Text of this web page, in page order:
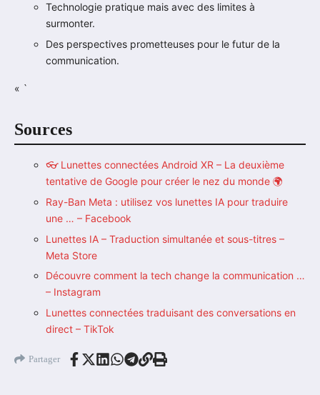
Technologie pratique mais avec des limites à
surmonter.
Des perspectives prometteuses pour le futur de la
communication.
« `
Sources
👓 Lunettes connectées Android XR – La deuxième
tentative de Google pour créer le nez du monde 🌍
Ray-Ban Meta : utilisez vos lunettes IA pour traduire
une … – Facebook
Lunettes IA – Traduction simultanée et sous-titres –
Meta Store
Découvre comment la tech change la communication …
– Instagram
Lunettes connectées traduisant des conversations en
direct – TikTok
Partager